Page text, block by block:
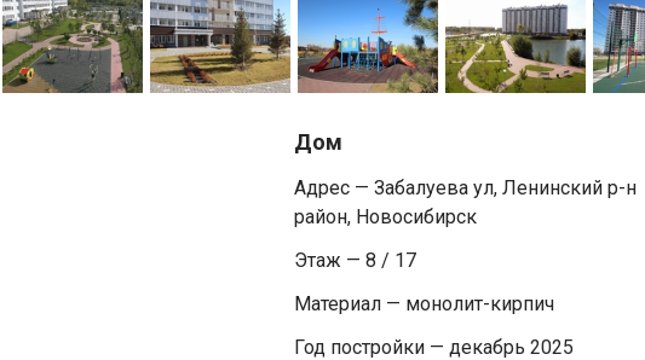
Дом
Адрес — Забалуева ул, Ленинский р-н
район, Новосибирск
Этаж — 8 / 17
Материал — монолит-кирпич
Год постройки — декабрь 2025